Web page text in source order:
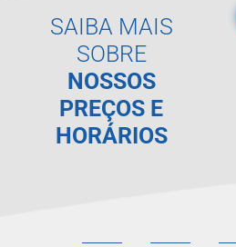
SAIBA MAIS
SOBRE
NOSSOS
PREÇOS E
HORÁRIOS